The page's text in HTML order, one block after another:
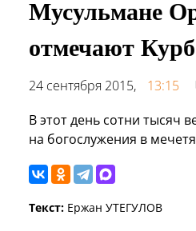
Мусульмане
отмечают
24 сентября 2015,
13:15
В этот день сотни тысяч
на богослужения в
Текст: Ержан УТЕГУЛОВ